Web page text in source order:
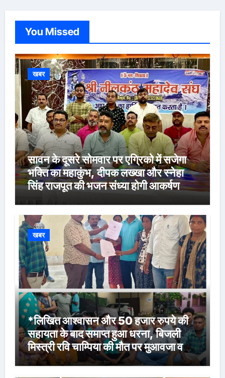
You Missed
खबर
सावन के दूसरे सोमवार पर एग्रिको में सजेगा
भक्ति का महाकुंभ, दीपक लख्खा और स्नेहा
सिंह राजपूत की भजन संध्या होगी आकर्षण
खबर
*लिखित आश्वासन और 50 हजार रुपये की
सहायता के बाद समाप्त हुआ धरना, बिजली
मिस्त्री रवि चाम्पिया की मौत पर मुआवजा व
नौकरी की मांग*